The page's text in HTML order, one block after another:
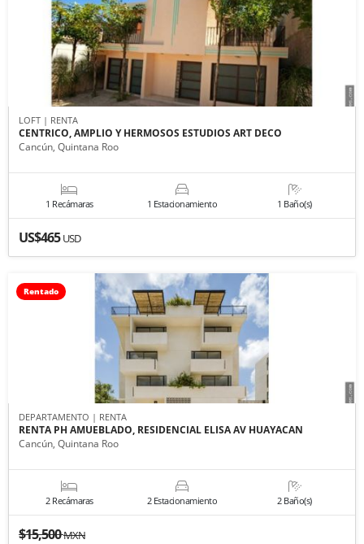
LOFT | RENTA
CENTRICO, AMPLIO Y HERMOSOS ESTUDIOS ART DECO
Cancún, Quintana Roo
1 Recámaras 1 Estacionamiento 1 Baño(s)
US$465USD
Rentado
DEPARTAMENTO | RENTA
RENTA PH AMUEBLADO, RESIDENCIAL ELISA AV HUAYACAN
Cancún, Quintana Roo
2 Recámaras 2 Estacionamiento 2 Baño(s)
$15,500MXN